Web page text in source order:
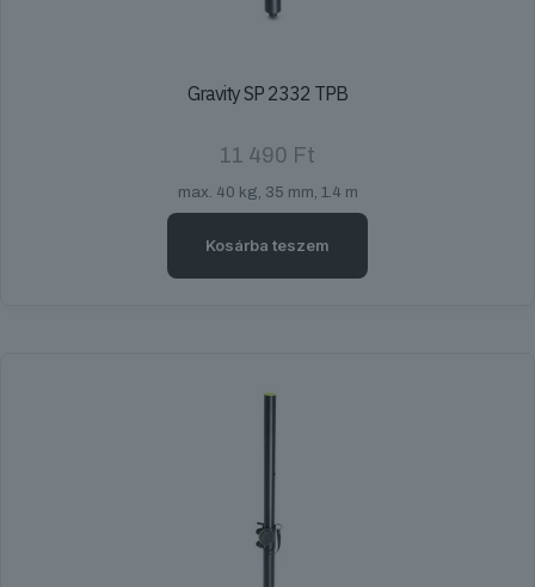
Gravity SP 2332 TPB
11 490 Ft
max. 40 kg, 35 mm, 1.4 m
Kosárba teszem